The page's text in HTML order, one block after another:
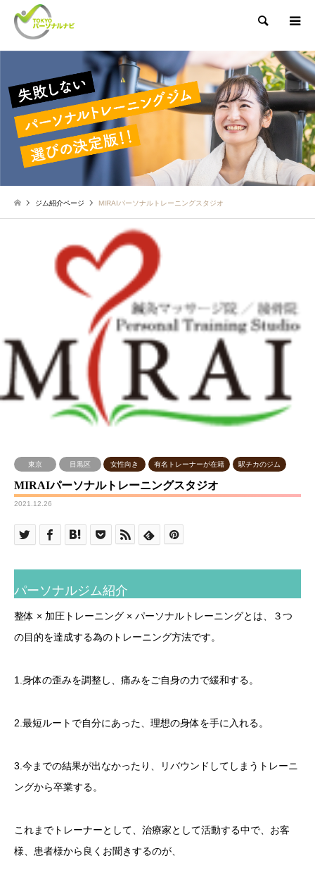
検索
ジム紹介ページ MIRAIパーソナルトレーニングスタジオ
東京 目黒区 女性向き 有名トレーナーが在籍 駅チカのジム
MIRAIパーソナルトレーニングスタジオ
2021.12.26
パーソナルジム紹介
整体 × 加圧トレーニング × パーソナルトレーニングとは、３つ
の目的を達成する為のトレーニング方法です。
1.身体の歪みを調整し、痛みをご自身の力で緩和する。
2.最短ルートで自分にあった、理想の身体を手に入れる。
3.今までの結果が出なかったり、リバウンドしてしまうトレーニ
ングから卒業する。
これまでトレーナーとして、治療家として活動する中で、お客
様、患者様から良くお聞きするのが、